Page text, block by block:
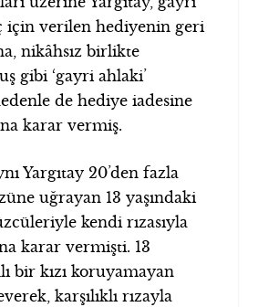
için verilen hediyenin geri
nikâhsız birlikte
gibi ‘gayri ahlaki’
de hediye iadesine
karar vermiş.
Yargıtay 20’den fazla
uğrayan 13 yaşındaki
kendi rızasıyla
karar vermişti. 13
bir kızı koruyamayan
karşılıklı rızayla